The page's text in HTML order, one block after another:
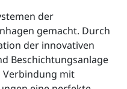
der
gemacht. Durch
der innovativen
Beschichtungsanlage
Verbindung mit